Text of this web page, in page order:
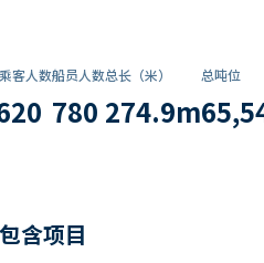
客人数船员人数
780
总长（米）
274.9m
总吨位
含项目